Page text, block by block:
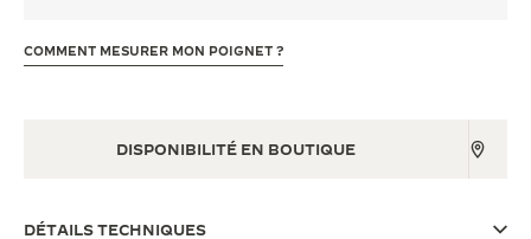
GARANTIE ATMOS
TIMEKEEPER »
REVERSO, INTEMPORELLE DEPUIS 1931
COMMENT MESURER MON POIGNET ?
DISPONIBILITÉ EN BOUTIQUE
DÉTAILS TECHNIQUES